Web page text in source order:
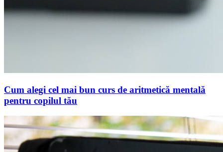
Cum alegi cel mai bun curs de aritmetică mentală
pentru copilul tău